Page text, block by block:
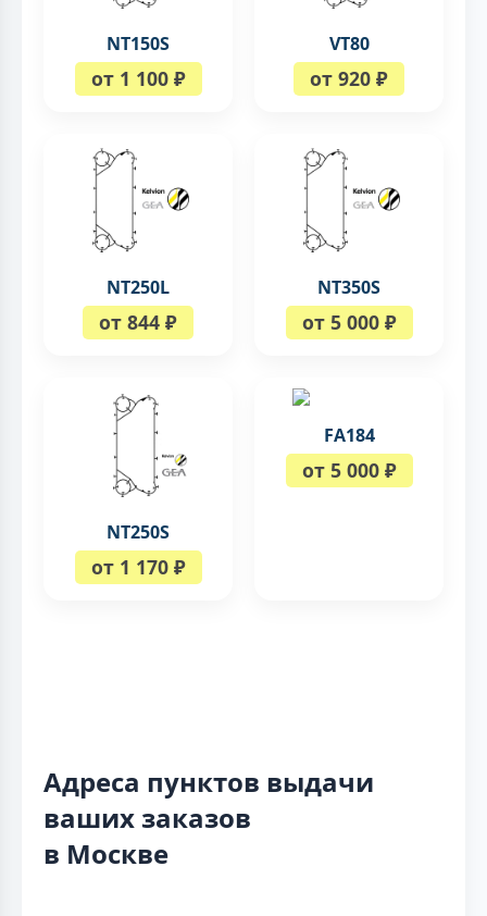
NT150S
от 1 100 ₽
VT80
от 920 ₽
NT250L
от 844 ₽
NT350S
от 5 000 ₽
NT250S
от 1 170 ₽
FA184
от 5 000 ₽
Адреса пунктов выдачи
ваших заказов
в Москве